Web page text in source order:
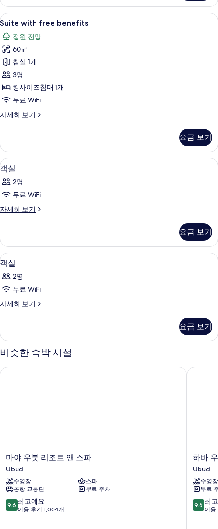
자
세
히
기
Suite
with
free
benefits
사
진
모
두
보
Suite with free benefits | 고급 침구,
11
Suite with free benefits
정원 전망
60㎡
침실 1개
3명
킹사이즈침대 1개
무료 WiFi
자세히 보기
Suite
자
세
히
보
기
요금 보기
객
실
사
진
모
보
기
고급 침구, 셀렉트 컴포트 침대, 미니바
20
객실
2명
무료 WiFi
자세히 보기
객
히
보
기
요금 보기
객
실
사
진
모
보
기
고급 침구, 셀렉트 컴포트 침대, 미니바
23
객실
2명
무료 WiFi
자세히 보기
객
히
기
요금 보기
비슷한 숙박 시설
마
야
우
붓
리
조
트
마야 우붓 리조트 앤 스파
Ubud
수영장
스파
공항 교통편
무료 주차
10
점
9.6 최고예요
이용 후기 1,004개
마야 우붓 리조트 앤 스파
하
바
우
붓
프
라
마
하바
Ubud
수영장
무료
10
점
9.6 최
이용
하바 우